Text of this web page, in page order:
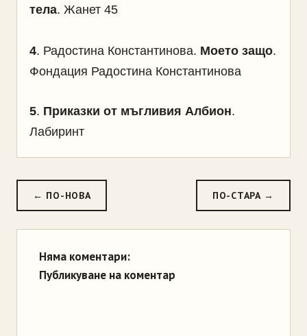
тела. Жанет 45
4. Радостина Константинова. Моето защо.
Фондация Радостина Константинова
5. Приказки от мъгливия Албион.
Лабиринт
← ПО-НОВА ПО-СТАРА →
Няма коментари:
Публикуване на коментар